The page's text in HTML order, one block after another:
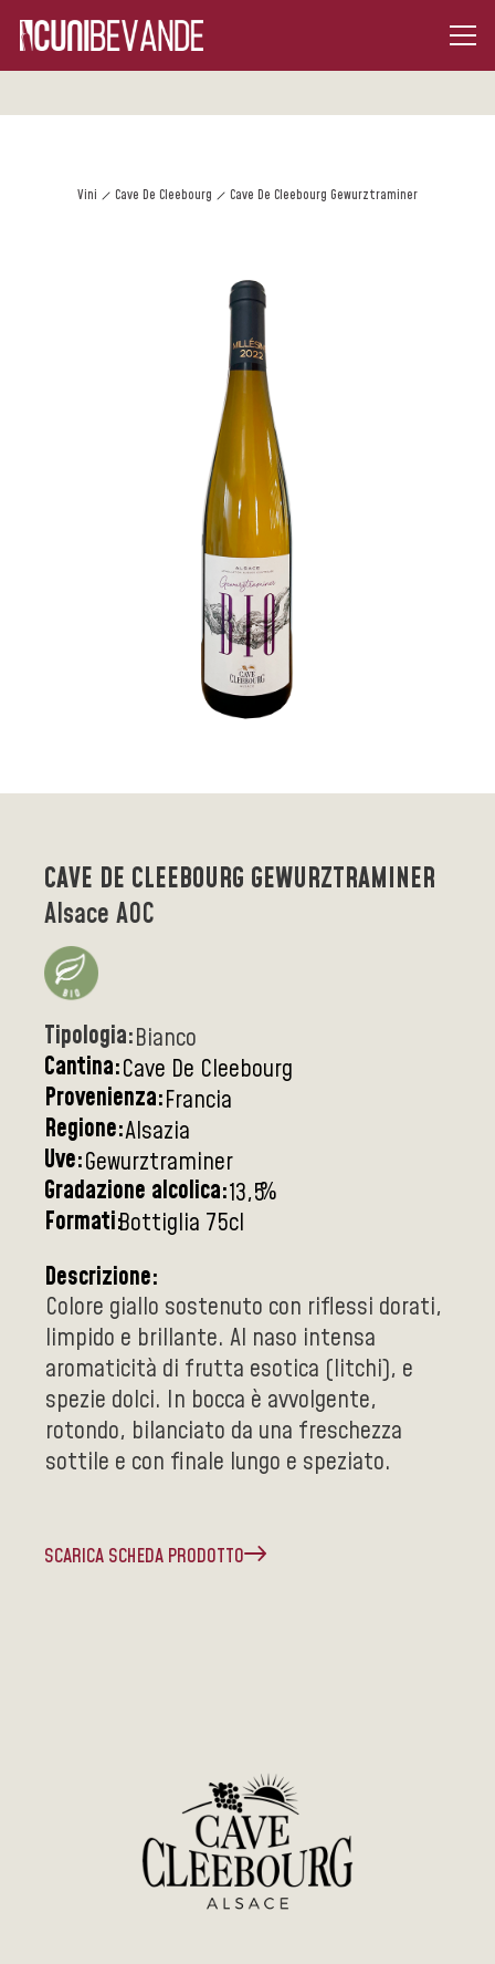
Vini Cave De Cleebourg Cave De Cleebourg Gewurztraminer
CAVE DE CLEEBOURG GEWURZTRAMINER
Alsace AOC
Tipologia:Bianco
Cantina:Cave De Cleebourg
Provenienza:Francia
Regione:Alsazia
Uve:Gewurztraminer
Gradazione alcolica:13,5%
Formati:Bottiglia 75cl
Descrizione:
Colore giallo sostenuto con riflessi dorati,
limpido e brillante. Al naso intensa
aromaticità di frutta esotica (litchi), e
spezie dolci. In bocca è avvolgente,
rotondo, bilanciato da una freschezza
sottile e con finale lungo e speziato.
SCARICA SCHEDA PRODOTTO